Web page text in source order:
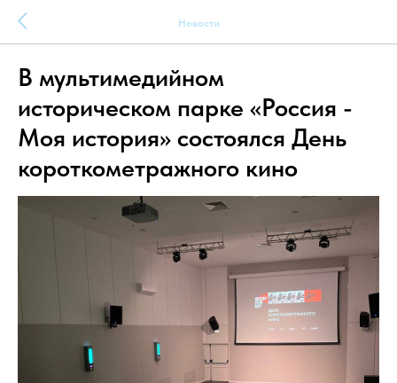
Новости
В мультимедийном
историческом парке «Россия -
Моя история» состоялся День
короткометражного кино